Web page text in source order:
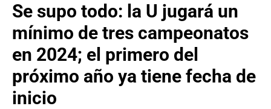
Se supo todo: la U jugará un
mínimo de tres campeonatos
en 2024; el primero del
próximo año ya tiene fecha de
inicio